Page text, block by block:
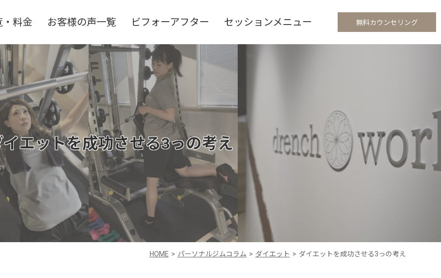
・料金 お客様の声一覧 ビフォーアフター セッションメニュー 無料カウンセリング
エットを成功させる3っの考え
HOME パーソナルジムコラム ダイエット ダイエットを成功させる3っの考え